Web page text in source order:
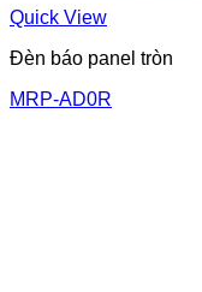
Quick View
Đèn báo panel tròn
MRP-AD0R